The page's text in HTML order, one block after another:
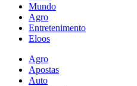
Mundo
Agro
Entretenimento
Eloos
Agro
Apostas
Auto